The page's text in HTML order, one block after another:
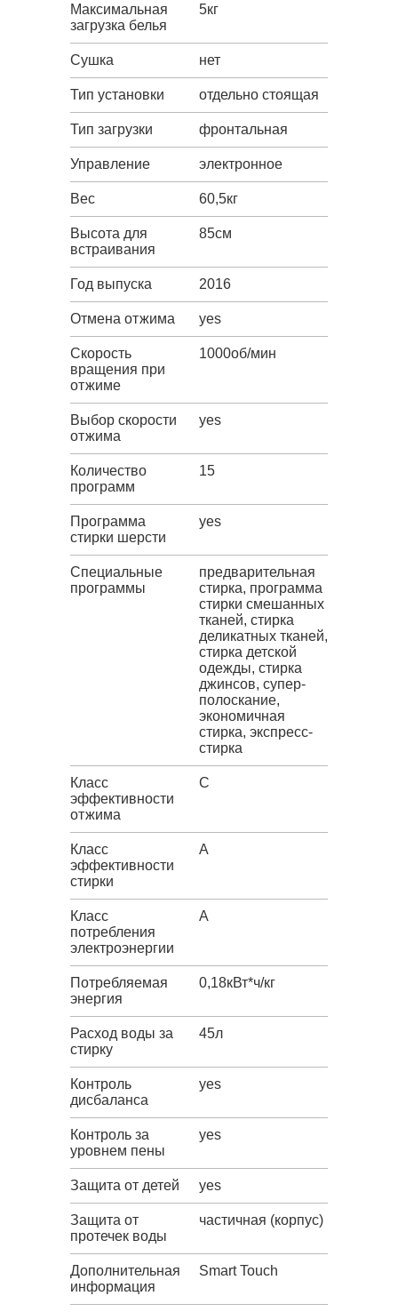
Максимальная
загрузка белья
5кг
Сушка нет
Тип установки отдельно стоящая
Тип загрузки фронтальная
Управление электронное
Вес 60,5кг
Высота для
встраивания
85см
Год выпуска 2016
Отмена отжима yes
Скорость
вращения при
отжиме
1000об/мин
Выбор скорости
отжима
yes
Количество
программ
15
Программа
стирки шерсти
yes
Специальные
программы
предварительная
стирка, программа
стирки смешанных
тканей, стирка
деликатных тканей,
стирка детской
одежды, стирка
джинсов, супер-
полоскание,
экономичная
стирка, экспресс-
стирка
Класс
эффективности
отжима
C
Класс
эффективности
стирки
A
Класс
потребления
электроэнергии
A
Потребляемая
энергия
0,18кВт*ч/кг
Расход воды за
стирку
45л
Контроль
дисбаланса
yes
Контроль за
уровнем пены
yes
Защита от детей yes
Защита от
протечек воды
частичная (корпус)
Дополнительная
информация
Smart Touch